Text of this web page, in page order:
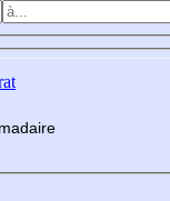
madaire